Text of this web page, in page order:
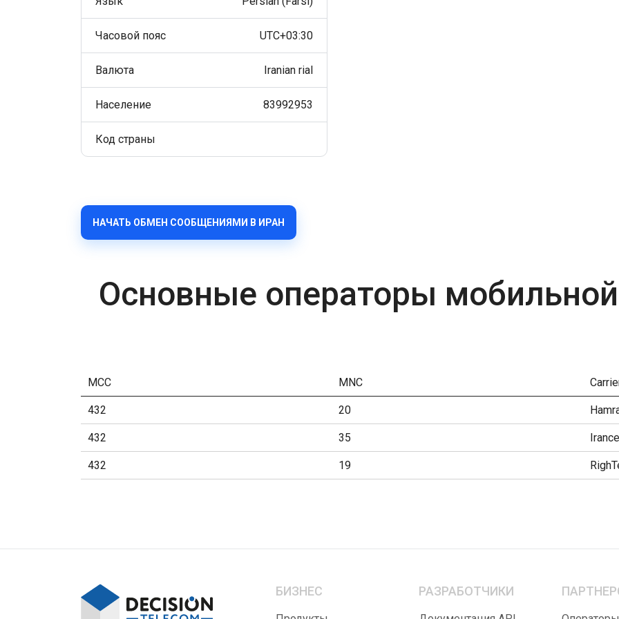
Часовой пояс UTC+03:30
Валюта Iranian rial
Население 83992953
Код страны
НАЧАТЬ ОБМЕН СООБЩЕНИЯМИ В ИРАН
Основные операторы
MCC MNC
432 20
432 35
432 19
БИЗНЕС РАЗРАБОТЧИКИ